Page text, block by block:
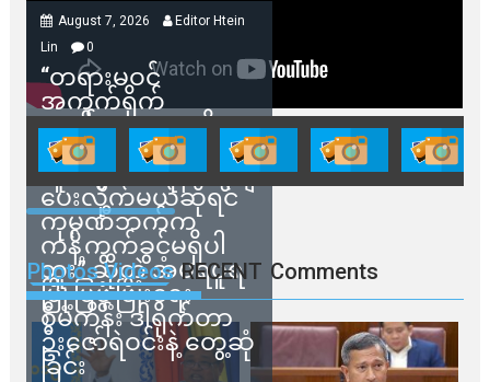
August 7, 2026
Editor Htein
Lin
0
“တရားမဝင်
အကွက်ရိုက်
ရောင်းချမှုတွေကို
သက်ဆိုင်ရာတာဝန်ရှိ
သူတွေက ဂရန်တွေချ
ပေးလိုက်မယ်ဆိုရင်
ကုမ္ပဏီဘက်က
ကန့်ကွက်ခွင့်မရှိပါ
ဘူး” ဆိုတဲ့ အမရပူရ
မြို့ပြဖွံ့ဖြိုးရေး
စီမံကိန်း ဒါရိုက်တာ
ဦးဇော်ရဲဝင်းနဲ့ တွေ့ဆုံ
ခြင်း
Photos Videos RECENT Comments